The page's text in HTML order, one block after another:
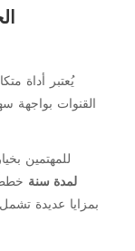
القنوات بواجهة
للمهتمين
اشتراك سمارترز IPTV SMARTERS لمدة سنة
بمزايا عديدة